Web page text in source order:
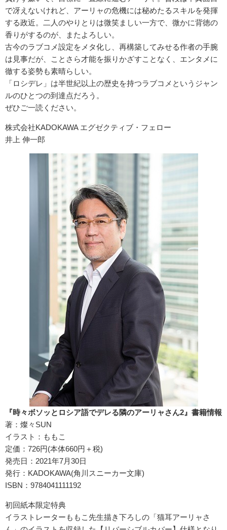
で冴えないけれど、アーリャの危機には秘めたるスキルを発揮
する政近。二人のやりとりは微笑ましい一方で、微かに背徳の
香りがするのが、またよろしい。
古今のラブコメ設定をメタ化し、再構築してみせる作者の手腕
は見事だが、ことさら才能を振りかざすことなく、エンタメに
徹する姿勢も素晴らしい。
「ロシデレ」は半世紀以上の歴史を持つラブコメというジャン
ルのひとつの到達点だろう。
ぜひご一読ください。
株式会社KADOKAWA エグゼクティブ・フェロー
井上 伸一郎
『時々ボソッとロシア語でデレる隣のアーリャさん2』書籍情報
著：燦々SUN
イラスト：ももこ
定価：726円(本体660円＋税)
発売日：2021年7月30日
発行：KADOKAWA(角川スニーカー文庫)
ISBN：9784041111192
初回紙本限定特典
イラストレーターももこ先生描き下ろしの「猫耳アーリャさ